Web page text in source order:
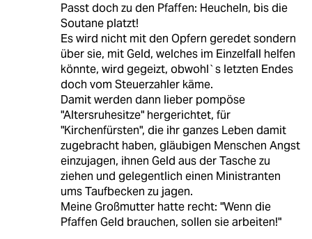
Passt doch zu den Pfaffen: Heucheln, bis die
Soutane platzt!
Es wird nicht mit den Opfern geredet sondern
über sie, mit Geld, welches im Einzelfall helfen
könnte, wird gegeizt, obwohl`s letzten Endes
doch vom Steuerzahler käme.
Damit werden dann lieber pompöse
"Altersruhesitze" hergerichtet, für
"Kirchenfürsten", die ihr ganzes Leben damit
zugebracht haben, gläubigen Menschen Angst
einzujagen, ihnen Geld aus der Tasche zu
ziehen und gelegentlich einen Ministranten
ums Taufbecken zu jagen.
Meine Großmutter hatte recht: "Wenn die
Pfaffen Geld brauchen, sollen sie arbeiten!"